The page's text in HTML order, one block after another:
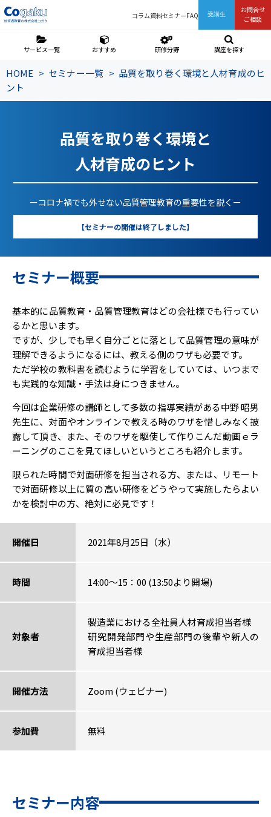
コラム資料セミナーFAQ 受講生
お問合せ
ご相談
サービス一覧 おすすめ 研修分野 講座を探す
HOME セミナー一覧
品質を取り巻く環境と人材育成のヒ
ント
品質を取り巻く環境と
人材育成のヒント
ーコロナ禍でも外せない品質管理教育の重要性を説くー
【セミナーの開催は終了しました】
セミナー概要
基本的に品質教育・品質管理教育はどの会社様でも行ってい
るかと思います。
ですが、少しでも早く自分ごとに落として品質管理の意味が
理解できるようになるには、教える側のワザも必要です。
ただ学校の教科書を読むように学習をしていては、いつまで
も実践的な知識・手法は身につきません。
今回は企業研修の講師として多数の指導実績がある中野 昭男
先生に、対面やオンラインで教える時のワザを惜しみなく披
露して頂き、また、そのワザを駆使して作りこんだ動画ｅラ
ーニングのここを見てほしいというところも紹介します。
限られた時間で対面研修を担当される方、または、リモート
で対面研修以上に質の高い研修をどうやって実施したらよい
かを検討中の方、絶対に必見です！
開催日 2021年8月25日（水）
時間 14:00～15：00 (13:50より開場)
対象者
製造業における全社員人材育成担当者様
研究開発部門や生産部門の後輩や新人の
育成担当者様
開催方法 Zoom (ウェビナー)
参加費 無料
セミナー内容